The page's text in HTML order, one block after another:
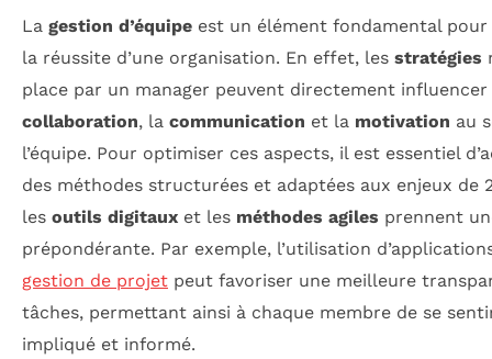
La gestion d’équipe est un élément fondamental
la réussite d’une organisation. En effet, les stratégies
place par un manager peuvent directement influencer
collaboration, la communication et la motivation au
l’équipe. Pour optimiser ces aspects, il est essentiel
des méthodes structurées et adaptées aux enjeux de
les outils digitaux et les méthodes agiles prennent
prépondérante. Par exemple, l’utilisation
gestion de projet peut favoriser une meilleure
tâches, permettant ainsi à chaque membre de se
impliqué et informé.